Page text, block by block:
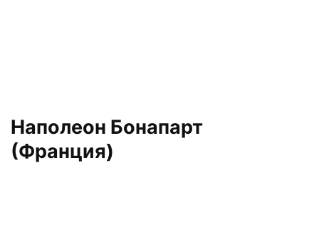
Наполеон Бонапарт
(Франция)